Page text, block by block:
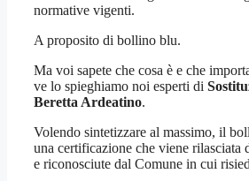
normative vigenti.
A proposito di bollino blu.
Ma voi sapete che cosa è e che
ve lo spieghiamo noi esperti di
Beretta Ardeatino.
Volendo sintetizzare al massimo, il
una certificazione che viene rilasciata
e riconosciute dal Comune in cui